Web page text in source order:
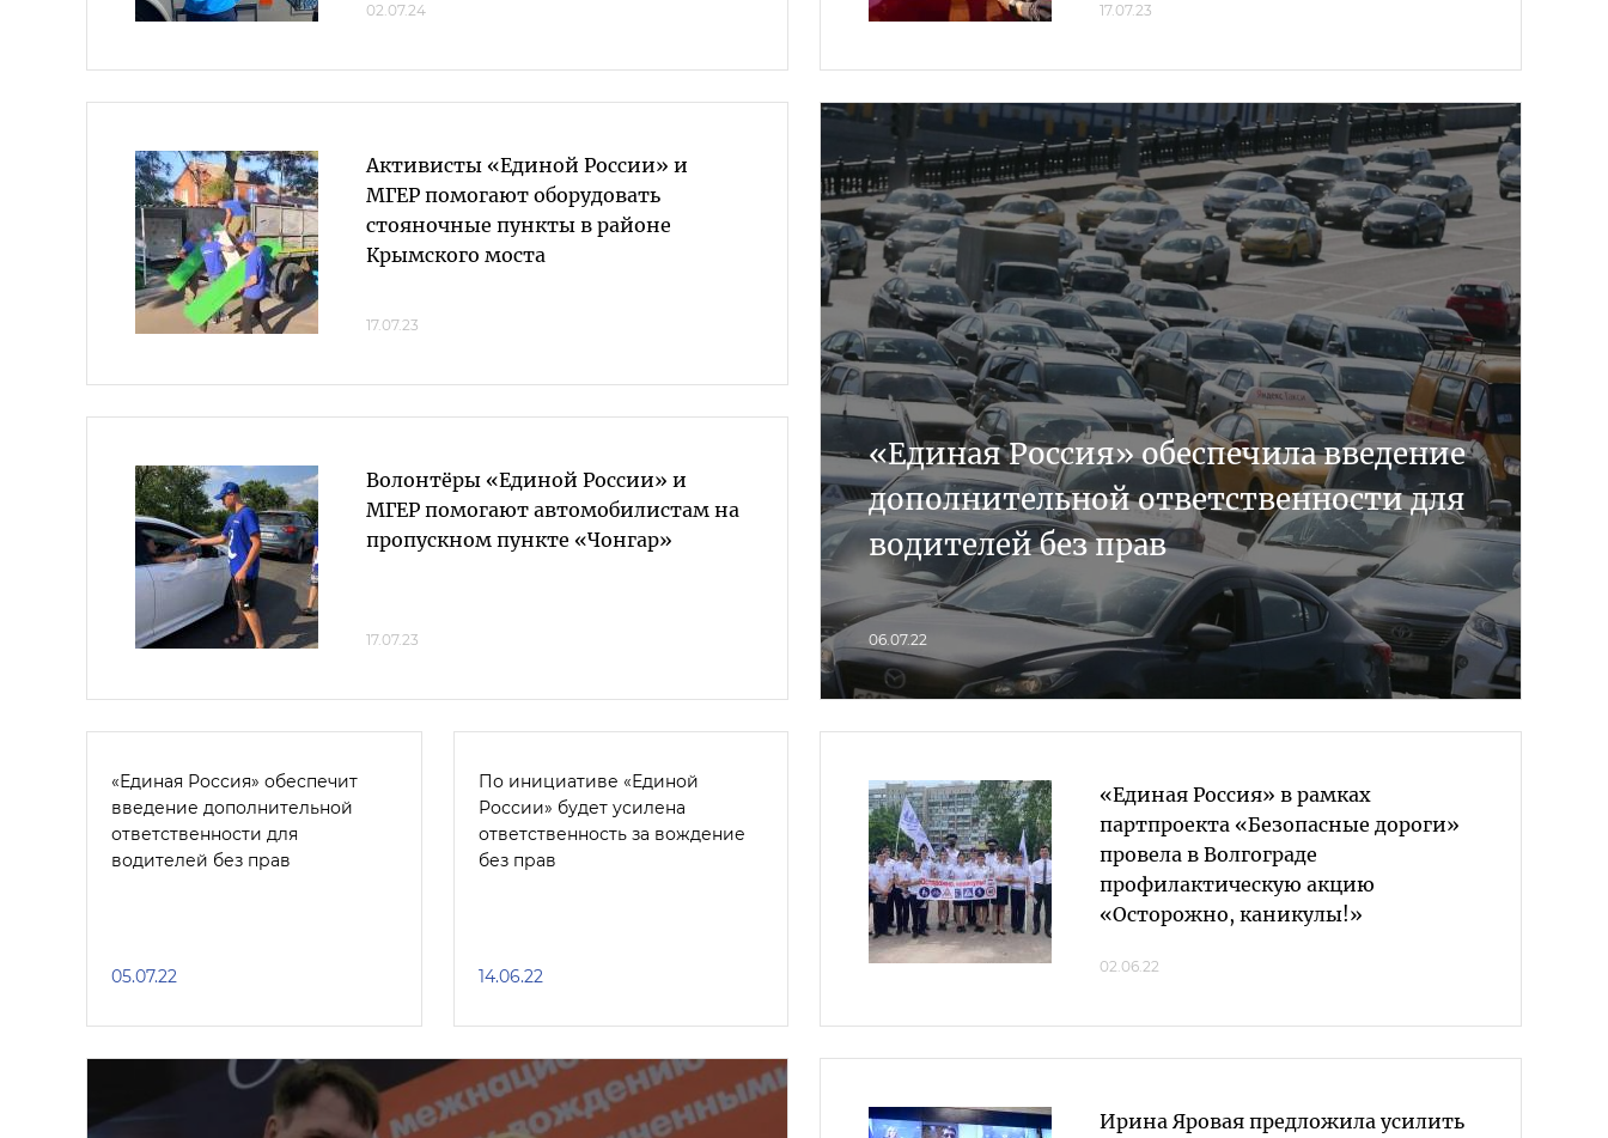
02.07.24 17.07.23
Активисты «Единой России» и
МГЕР помогают оборудовать
стояночные пункты в районе
Крымского моста
17.07.23
Волонтёры «Единой России» и
МГЕР помогают автомобилистам на
пропускном пункте «Чонгар»
17.07.23
«Единая Россия» обеспечила введение
дополнительной ответственности для
водителей без прав
06.07.22
«Единая Россия» обеспечит
введение дополнительной
ответственности для
водителей без прав
05.07.22
По инициативе «Единой
России» будет усилена
ответственность за вождение
без прав
14.06.22
«Единая Россия» в рамках
партпроекта «Безопасные дороги»
провела в Волгограде
профилактическую акцию
«Осторожно, каникулы!»
02.06.22
Ирина Яровая предложила усилить